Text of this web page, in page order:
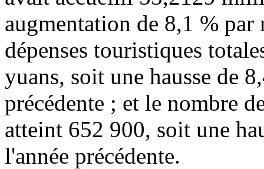
augmentation de 8,1 % par
dépenses touristiques
yuans, soit une hausse de
précédente ; et le nombre
atteint 652 900, soit une
l'année précédente.